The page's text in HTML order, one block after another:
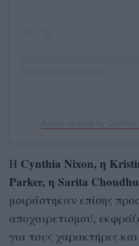
Η Cynthia Nixon, η
Parker, η Sarita
μοιράστηκαν επίσης
αποχαιρετισμού,
για τους χαρακτήρες